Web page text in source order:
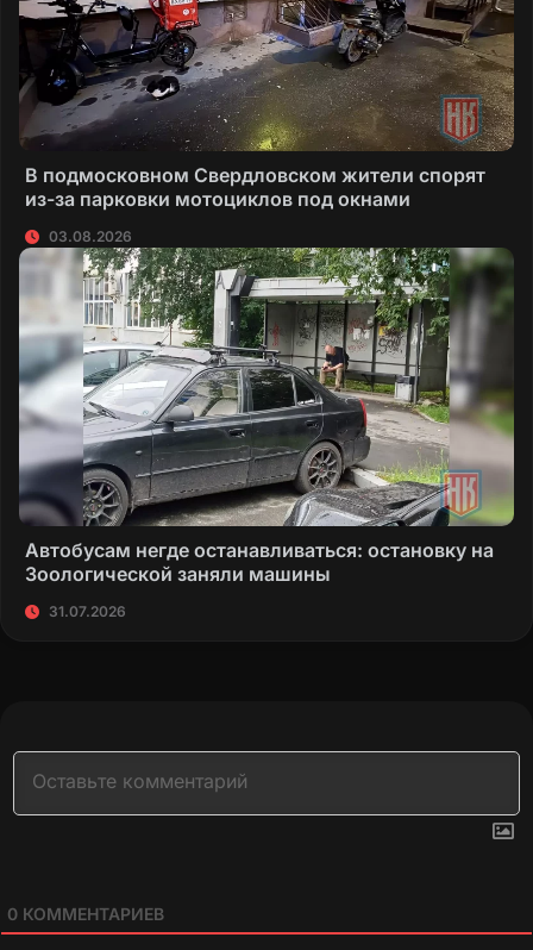
В подмосковном Свердловском жители спорят
из-за парковки мотоциклов под окнами
03.08.2026
Автобусам негде останавливаться: остановку на
Зоологической заняли машины
31.07.2026
0 КОММЕНТАРИЕВ